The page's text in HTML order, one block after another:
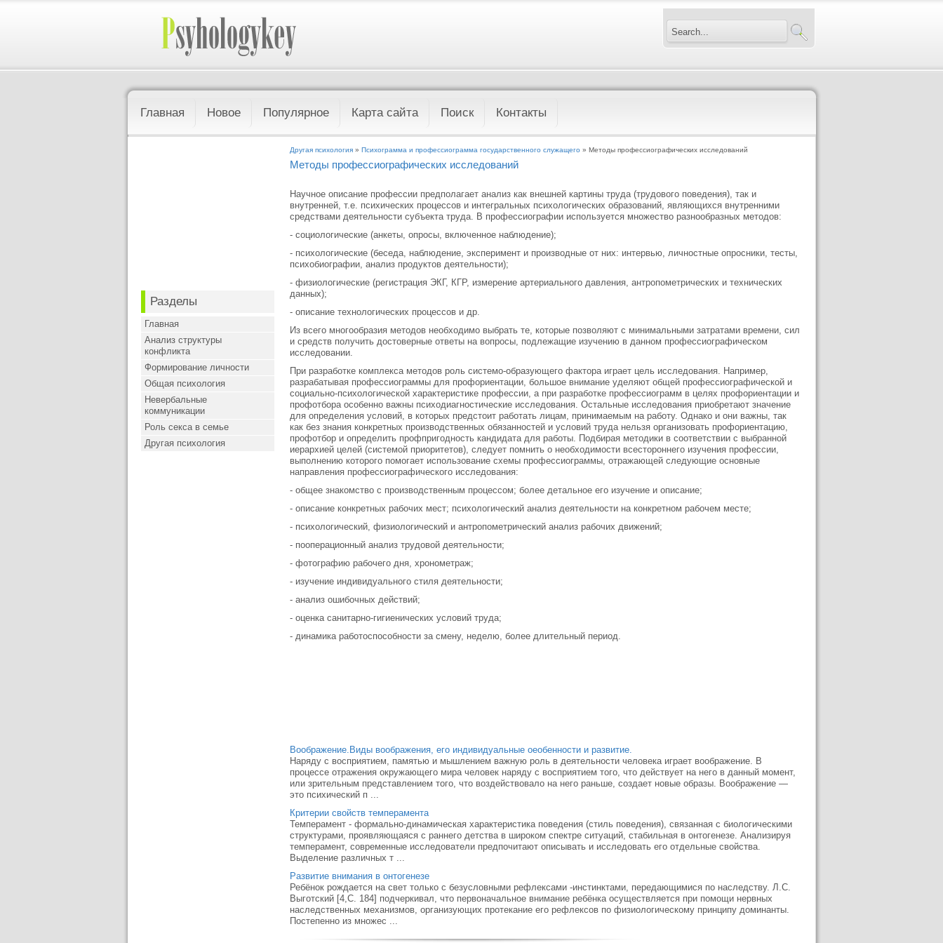
Главная Новое Популярное Карта сайта Поиск Контакты
Разделы
Главная
Анализ структуры
конфликта
Формирование личности
Общая психология
Невербальные
коммуникации
Роль секса в семье
Другая психология
Другая психология » Психограмма и профессиограмма государственного служащего » Методы профессиографических исследований
Методы профессиографических исследований
Научное описание профессии предполагает анализ как внешней картины труда (трудового поведения), так и
внутренней, т.е. психических процессов и интегральных психологических образований, являющихся внутренними
средствами деятельности субъекта труда. В профессиографии используется множество разнообразных методов:
- социологические (анкеты, опросы, включенное наблюдение);
- психологические (беседа, наблюдение, эксперимент и производные от них: интервью, личностные опросники, тесты,
психобиографии, анализ продуктов деятельности);
- физиологические (регистрация ЭКГ, КГР, измерение артериального давления, антропометрических и технических
данных);
- описание технологических процессов и др.
Из всего многообразия методов необходимо выбрать те, которые позволяют с минимальными затратами времени, сил
и средств получить достоверные ответы на вопросы, подлежащие изучению в данном профессиографическом
исследовании.
При разработке комплекса методов роль системо-образующего фактора играет цель исследования. Например,
разрабатывая профессиограммы для профориентации, большое внимание уделяют общей профессиографической и
социально-психологической характеристике профессии, а при разработке профессиограмм в целях профориентации и
профотбора особенно важны психодиагностические исследования. Остальные исследования приобретают значение
для определения условий, в которых предстоит работать лицам, принимаемым на работу. Однако и они важны, так
как без знания конкретных производственных обязанностей и условий труда нельзя организовать профориентацию,
профотбор и определить профпригодность кандидата для работы. Подбирая методики в соответствии с выбранной
иерархией целей (системой приоритетов), следует помнить о необходимости всестороннего изучения профессии,
выполнению которого помогает использование схемы профессиограммы, отражающей следующие основные
направления профессиографического исследования:
- общее знакомство с производственным процессом; более детальное его изучение и описание;
- описание конкретных рабочих мест; психологический анализ деятельности на конкретном рабочем месте;
- психологический, физиологический и антропометрический анализ рабочих движений;
- пооперационный анализ трудовой деятельности;
- фотографию рабочего дня, хронометраж;
- изучение индивидуального стиля деятельности;
- анализ ошибочных действий;
- оценка санитарно-гигиенических условий труда;
- динамика работоспособности за смену, неделю, более длительный период.
Воображение.Виды воображения, его индивидуальные оеобенности и развитие.
Наряду с восприятием, памятью и мышлением важную роль в дея­тельности человека играет воображение. В
процессе отражения окру­жающего мира человек наряду с восприятием того, что действует на него в данный момент,
или зрительным представлением того, что воз­действовало на него раньше, создает новые образы. Воображение —
это психический п ...
Критерии свойств темперамента
Темперамент - формально-динамическая характеристика поведения (стиль поведения), связанная с биологическими
структурами, проявляющаяся с раннего детства в широком спектре ситуаций, стабильная в онтогенезе. Анализируя
темперамент, современные исследователи предпочитают описывать и исследовать его отдельные свойства.
Выделение различных т ...
Развитие внимания в онтогенезе
Ребёнок рождается на свет только с безусловными рефлексами -инстинктами, передающимися по наследству. Л.С.
Выготский [4,С. 184] подчеркивал, что первоначальное внимание ребёнка осуществляется при помощи нервных
наследственных механизмов, организующих протекание его рефлексов по физиологическому принципу доминанты.
Постепенно из множес ...